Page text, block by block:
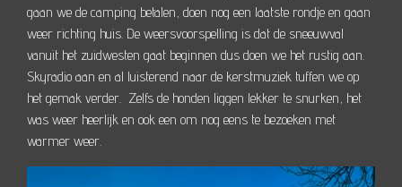
gaan we de camping betalen, doen nog een laatste rondje en gaan
weer richting huis. De weersvoorspelling is dat de sneeuwval
vanuit het zuidwesten gaat beginnen dus doen we het rustig aan.
Skyradio aan en al luisterend naar de kerstmuziek tuffen we op
het gemak verder. Zelfs de honden liggen lekker te snurken, het
was weer heerlijk en ook een om nog eens te bezoeken met
warmer weer.